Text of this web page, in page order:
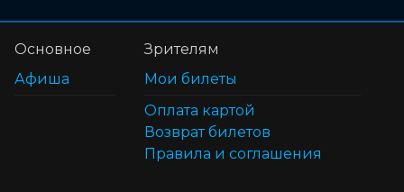
Основное
Афиша
Зрителям
Мои билеты
Оплата картой
Возврат билетов
Правила и соглашения